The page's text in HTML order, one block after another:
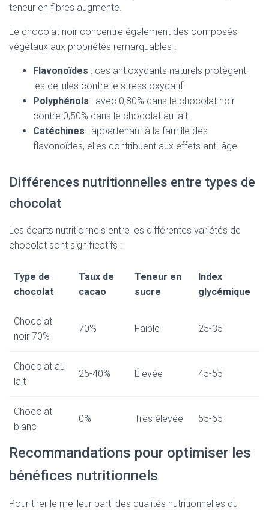
teneur en fibres augmente.
Le chocolat noir concentre également des composés
végétaux aux propriétés remarquables :
Flavonoïdes : ces antioxydants naturels protègent
les cellules contre le stress oxydatif
Polyphénols : avec 0,80% dans le chocolat noir
contre 0,50% dans le chocolat au lait
Catéchines : appartenant à la famille des
flavonoïdes, elles contribuent aux effets anti-âge
Différences nutritionnelles entre types de
chocolat
Les écarts nutritionnels entre les différentes variétés de
chocolat sont significatifs :
Type de
chocolat
Taux de
cacao
Teneur en
sucre
Index
glycémique
Chocolat
noir 70%
70% Faible 25-35
Chocolat au
lait
25-40% Élevée 45-55
Chocolat
blanc
0% Très élevée 55-65
Recommandations pour optimiser les
bénéfices nutritionnels
Pour tirer le meilleur parti des qualités nutritionnelles du